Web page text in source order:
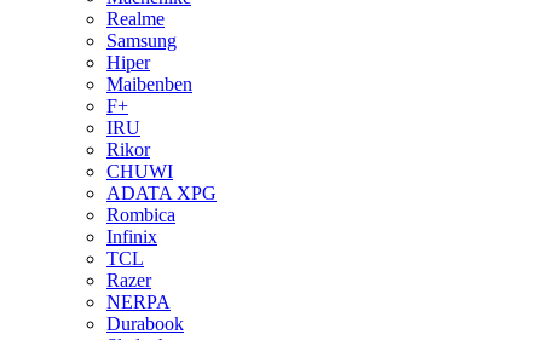
Realme
Samsung
Hiper
Maibenben
F+
IRU
Rikor
CHUWI
ADATA XPG
Rombica
Infinix
TCL
Razer
NERPA
Durabook